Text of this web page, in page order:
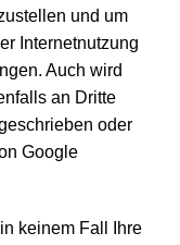
und um
Internetnutzung
Auch wird
an Dritte
oder
Google
keinem Fall Ihre